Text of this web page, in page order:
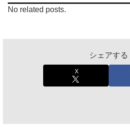
No related posts.
シェアする
X